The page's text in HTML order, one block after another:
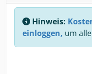
Hinweis:
einloggen, um